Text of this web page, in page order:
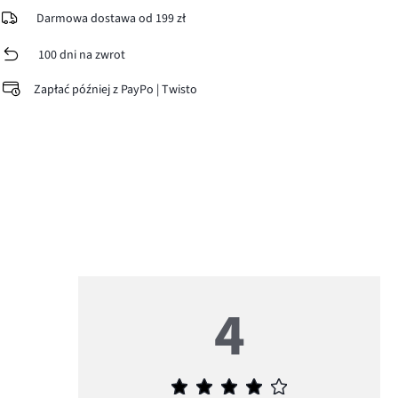
Darmowa dostawa od 199 zł
100 dni na zwrot
Zapłać później z PayPo | Twisto
4
Średnia